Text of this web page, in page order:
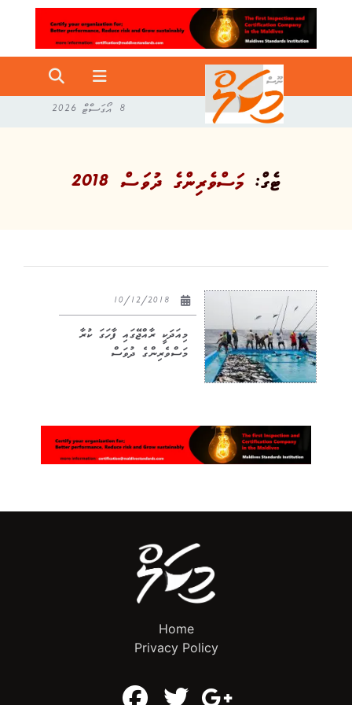
8 އޯގަސްޓް 2026
ޓެގް:މަސްވެރިންގެ ދުވަސް 2018
މިއަދަކީ ރާއްޖޭގައި ފާހަގަ ކުރާ
މަސްވެރިންގެ ދުވަސް
Home
Privacy Policy